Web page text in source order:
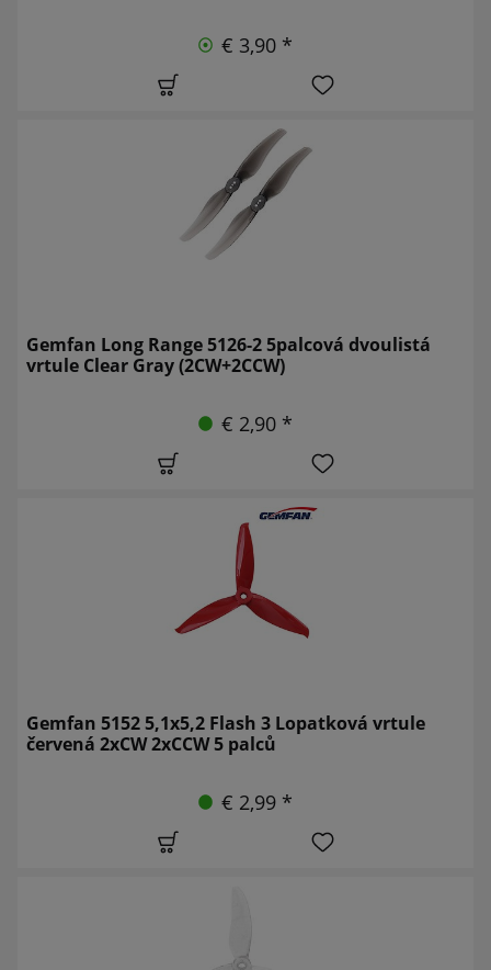
€ 3,90 *
Gemfan Long Range 5126-2 5palcová dvoulistá
vrtule Clear Gray (2CW+2CCW)
€ 2,90 *
Gemfan 5152 5,1x5,2 Flash 3 Lopatková vrtule
červená 2xCW 2xCCW 5 palců
€ 2,99 *